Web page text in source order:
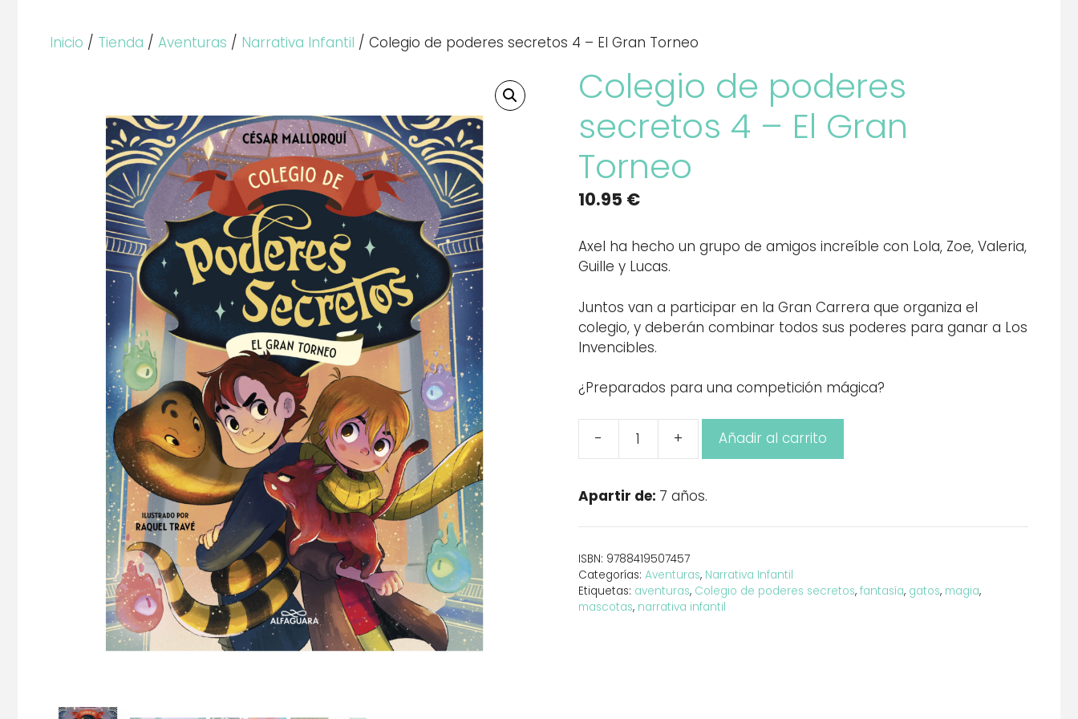
Inicio / Tienda / Aventuras / Narrativa Infantil / Colegio de poderes secretos 4 – El Gran Torneo
Colegio de poderes
secretos 4 – El Gran
Torneo
10.95 €
Axel ha hecho un grupo de amigos increíble con Lola, Zoe, Valeria,
Guille y Lucas.
Juntos van a participar en la Gran Carrera que organiza el
colegio, y deberán combinar todos sus poderes para ganar a Los
Invencibles.
¿Preparados para una competición mágica?
-
poderes
secretos
4
El
Gran
Torneo
+ Añadir al carrito
Apartir de: 7 años.
ISBN: 9788419507457
Categorías: Aventuras, Narrativa Infantil
Etiquetas: aventuras, Colegio de poderes secretos, fantasía, gatos, magia,
mascotas, narrativa infantil